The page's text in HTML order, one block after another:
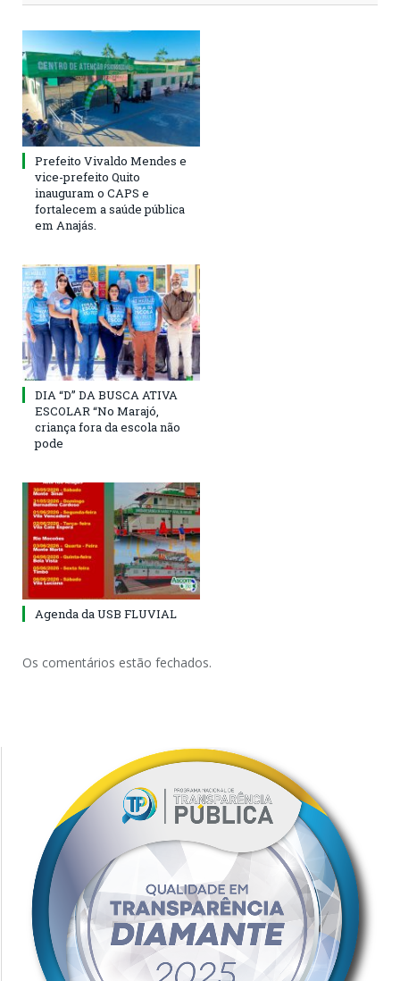
Prefeito Vivaldo Mendes e
vice-prefeito Quito
inauguram o CAPS e
fortalecem a saúde pública
em Anajás.
DIA “D” DA BUSCA ATIVA
ESCOLAR “No Marajó,
criança fora da escola não
pode
Agenda da USB FLUVIAL
Os comentários estão fechados.